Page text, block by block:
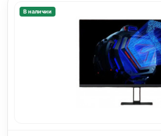
В наличии